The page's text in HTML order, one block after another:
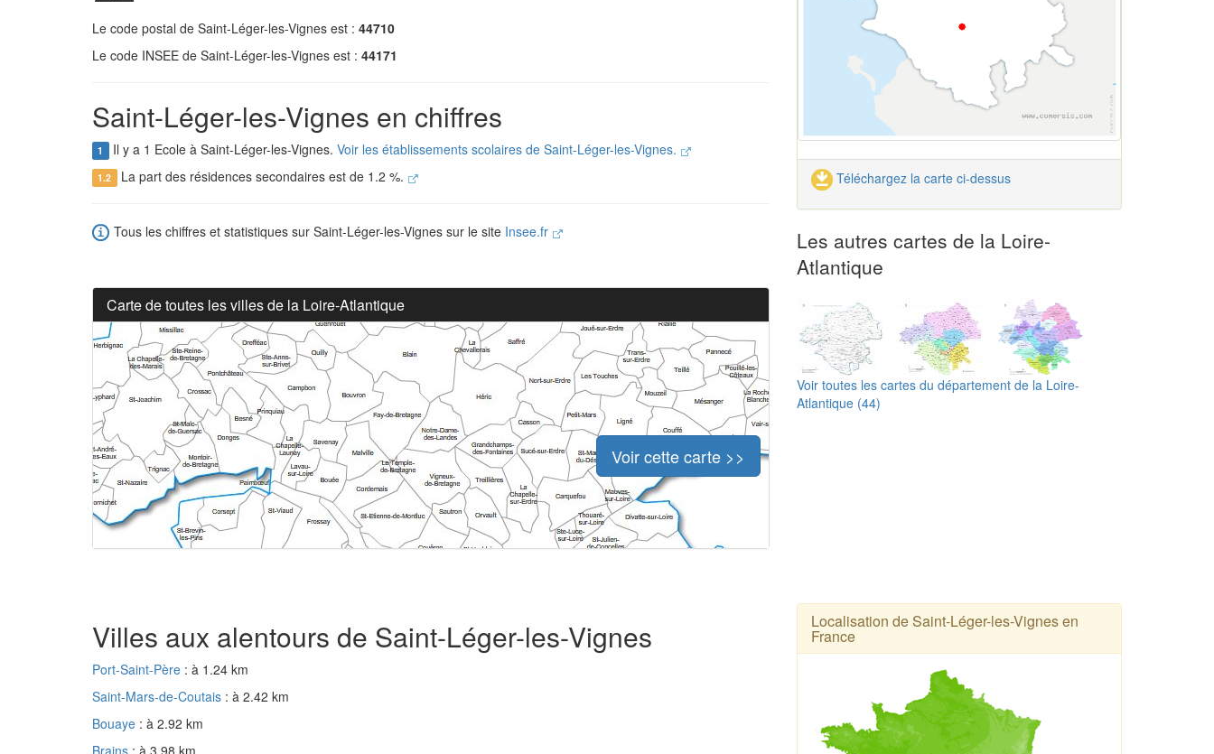
Le code postal de Saint-Léger-les-Vignes est : 44710
Le code INSEE de Saint-Léger-les-Vignes est : 44171
Saint-Léger-les-Vignes en chiffres
1 Il y a 1 Ecole à Saint-Léger-les-Vignes. Voir les établissements scolaires de Saint-Léger-les-Vignes.
1.2 La part des résidences secondaires est de 1.2 %.
Tous les chiffres et statistiques sur Saint-Léger-les-Vignes sur le site Insee.fr
Carte de toutes les villes de la Loire-Atlantique
Voir cette carte >>
Téléchargez la carte ci-dessus
Les autres cartes de la Loire-
Atlantique
Voir toutes les cartes du département de la Loire-
Atlantique (44)
Villes aux alentours de Saint-Léger-les-Vignes
Port-Saint-Père : à 1.24 km
Saint-Mars-de-Coutais : à 2.42 km
Bouaye : à 2.92 km
Localisation de Saint-Léger-les-Vignes en
France